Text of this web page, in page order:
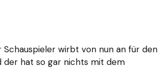
wirbt von nun an für den
der hat so gar nichts mit dem